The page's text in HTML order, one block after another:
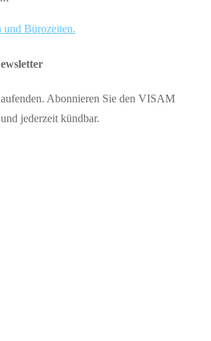
und Bürozeiten.
Abonnieren Sie den VISAM
jederzeit kündbar.